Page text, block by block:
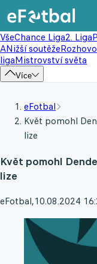
VšeChance Liga2. Liga
ANižší soutěže
ligaMistrovství světa
Více
eFotbal
Květ pomohl
lize
Květ pomohl
lize
eFotbal,10.08.2024